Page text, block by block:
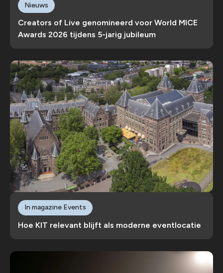
Creators of Live genomineerd voor World MICE
Awards 2026 tijdens 5-jarig jubileum
Nieuws
Hoe KIT relevant blijft als moderne eventlocatie
In magazine Events